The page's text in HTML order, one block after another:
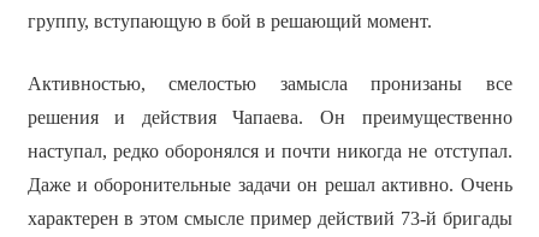
группу, вступающую в бой в решающий момент.
Активностью, смелостью замысла пронизаны все
решения и действия Чапаева. Он преимущественно
наступал, редко оборонялся и почти никогда не отступал.
Даже и оборонительные задачи он решал активно. Очень
характерен в этом смысле пример действий 73-й бригады